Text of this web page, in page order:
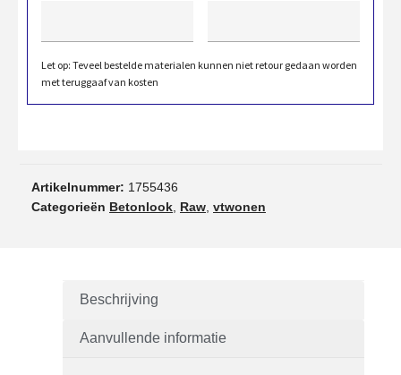
Let op: Teveel bestelde materialen kunnen niet retour gedaan worden
met teruggaaf van kosten
Artikelnummer: 1755436
Categorieën Betonlook, Raw, vtwonen
Beschrijving
Aanvullende informatie